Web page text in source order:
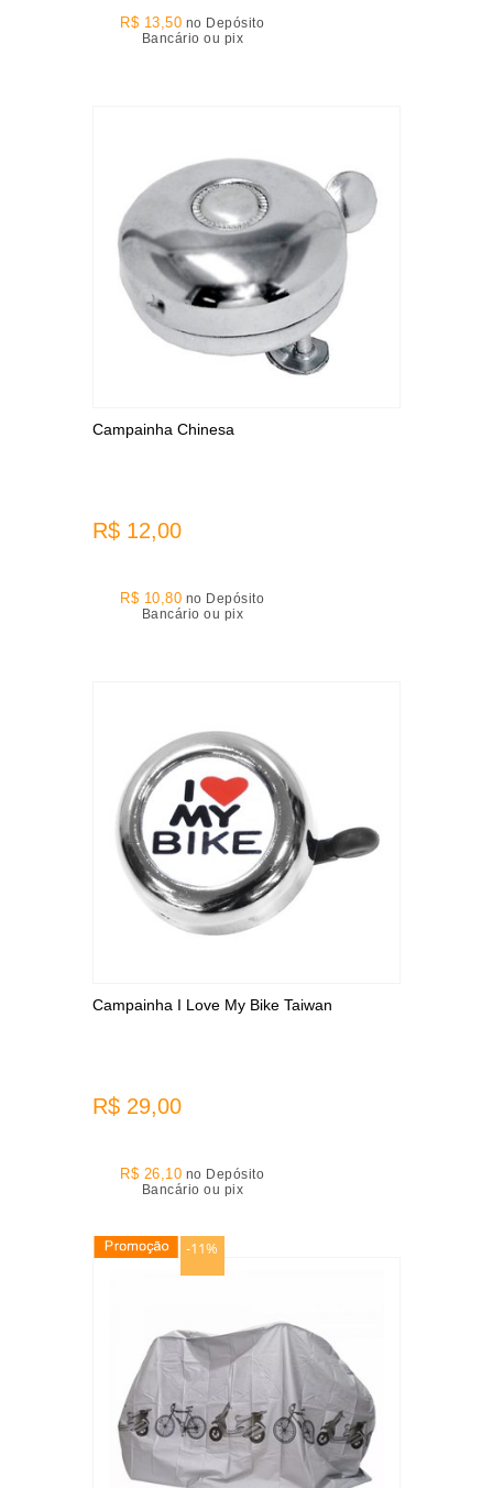
R$ 13,50 no Depósito
Bancário ou pix
Campainha Chinesa
R$ 12,00
R$ 10,80 no Depósito
Bancário ou pix
Campainha I Love My Bike Taiwan
R$ 29,00
R$ 26,10 no Depósito
Bancário ou pix
-11%